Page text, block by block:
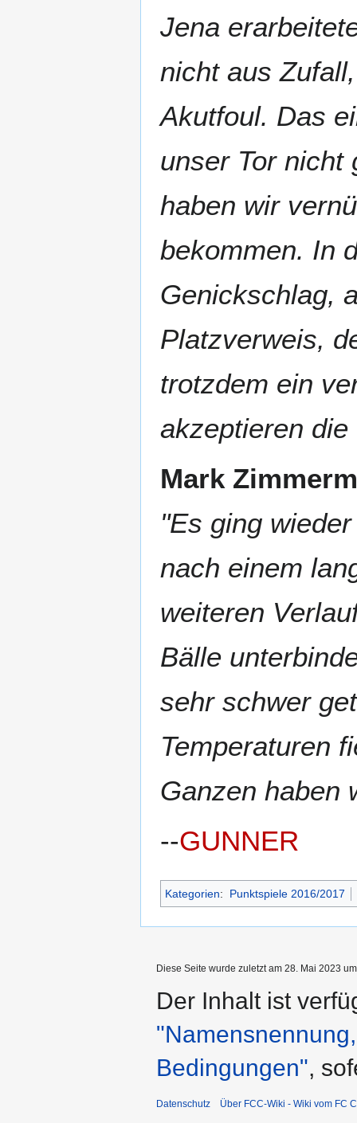
Jena
nicht aus
Akutfoul. Das
unser Tor nicht
haben wir
bekommen. In
Genickschlag,
Platzverweis,
trotzdem ein
akzeptieren
Mark
"Es ging
nach einem
weiteren
Bälle
sehr schwer
Temperaturen
Ganzen haben
--GUNNER
Kategorien: Punktspiele 2016/2017
Diese Seite wurde zuletzt am 28. Mai 2023
Der Inhalt ist
Bedingungen",
Datenschutz Über FCC-Wiki - Wiki vom FC